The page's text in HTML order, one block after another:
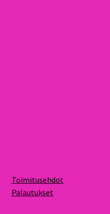
Toimitusehdot
Palautukset